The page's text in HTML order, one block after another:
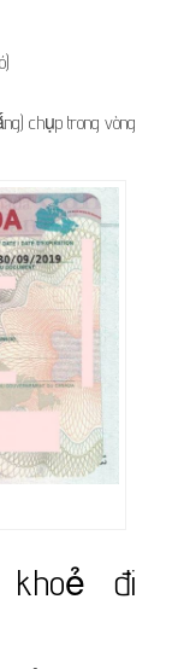
chụp trong vòng
khoẻ đi